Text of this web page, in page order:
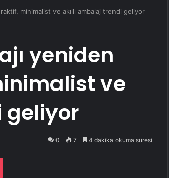
minimalist ve akıllı ambalaj trendi geliyor
yeniden
ve
geliyor
0 7 4 dakika okuma süresi
Pocket